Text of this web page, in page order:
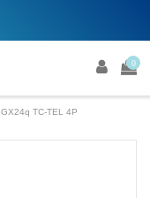
0
GX24q TC-TEL 4P